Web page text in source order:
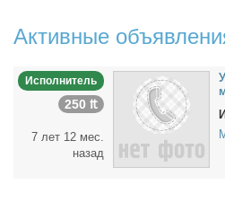
Активные
Исполнитель
250 ₶
7 лет 12 мес.
назад